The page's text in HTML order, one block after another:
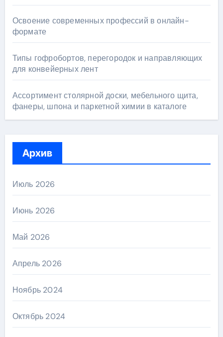
Освоение современных профессий в онлайн-
формате
Типы гофробортов, перегородок и направляющих
для конвейерных лент
Ассортимент столярной доски, мебельного щита,
фанеры, шпона и паркетной химии в каталоге
Архив
Июль 2026
Июнь 2026
Май 2026
Апрель 2026
Ноябрь 2024
Октябрь 2024